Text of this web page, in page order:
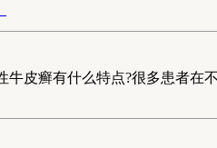
牛皮癣有什么特点?很多患者在